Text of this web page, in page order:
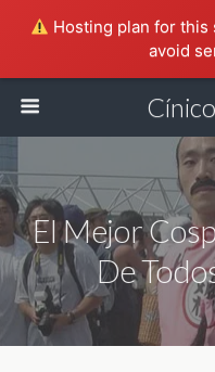
Hosting plan for this
avoid
El Mejor
De